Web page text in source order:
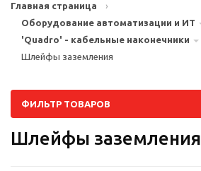
Главная страница
›
Оборудование автоматизации и ИТ
'Quadro' - кабельные наконечники
Шлейфы заземления
ФИЛЬТР ТОВАРОВ
Шлейфы заземления